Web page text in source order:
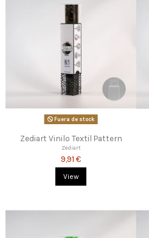
Fuera de stock
Zediart Vinilo Textil Pattern
Zediart
9,91 €
View